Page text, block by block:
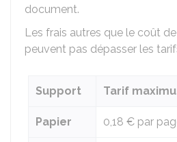
document.
Les frais autres que le coût
peuvent pas dépasser les
Support Tarif
Papier 0,18 €par